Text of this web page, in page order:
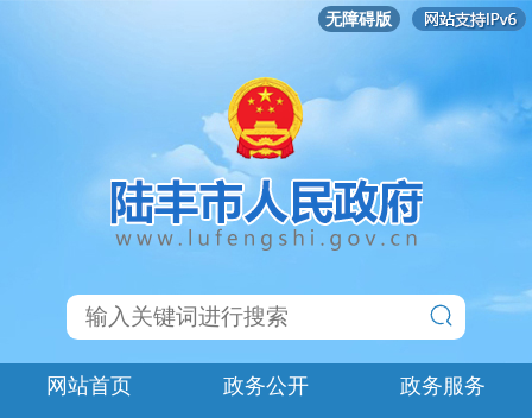
无障碍版
网站首页 政务公开
政务服务